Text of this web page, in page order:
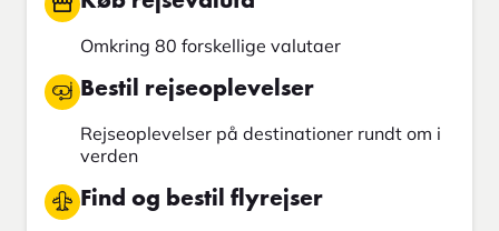
Omkring 80 forskellige valutaer
Bestil rejseoplevelser
Rejseoplevelser på destinationer rundt om i
verden
Find og bestil flyrejser